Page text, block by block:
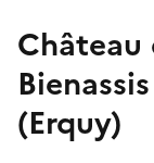
Château de
Bienassis
(Erquy)